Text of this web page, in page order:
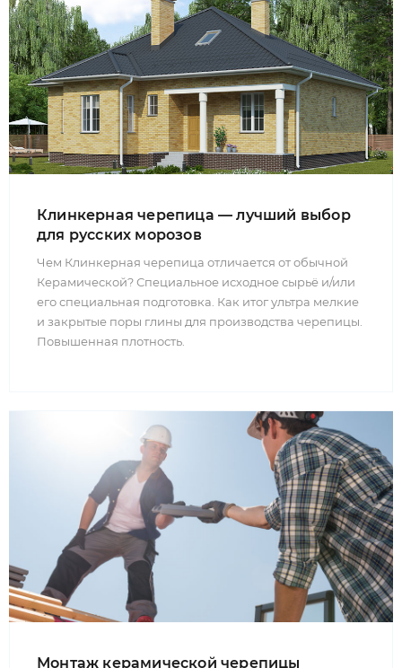
Клинкерная черепица — лучший выбор
для русских морозов
Чем Клинкерная черепица отличается от обычной
Керамической? Специальное исходное сырьё и/или
его специальная подготовка. Как итог ультра мелкие
и закрытые поры глины для производства черепицы.
Повышенная плотность.
Монтаж керамической черепицы